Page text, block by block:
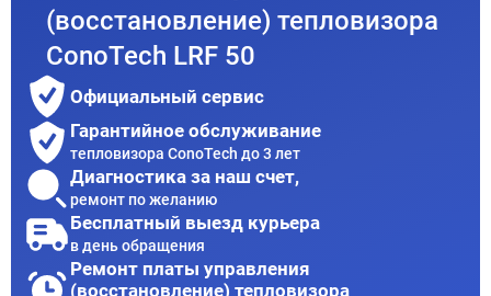
(восстановление) тепловизора
ConoTech LRF 50
Официальный сервис
Гарантийное обслуживание
тепловизора ConoTech до 3 лет
Диагностика за наш счет,
ремонт по желанию
Бесплатный выезд курьера
в день обращения
Ремонт платы управления
(восстановление) тепловизора